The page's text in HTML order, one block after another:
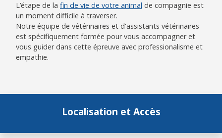
L’étape de la fin de vie de votre animal de compagnie est
un moment difficile à traverser.
Notre équipe de vétérinaires et d'assistants vétérinaires
est spécifiquement formée pour vous accompagner et
vous guider dans cette épreuve avec professionalisme et
empathie.
Localisation et Accès